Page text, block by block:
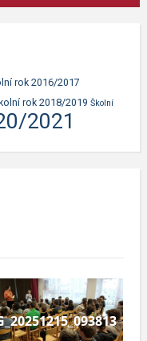
rok 2016/2017
rok 2018/2019 Školní
2021